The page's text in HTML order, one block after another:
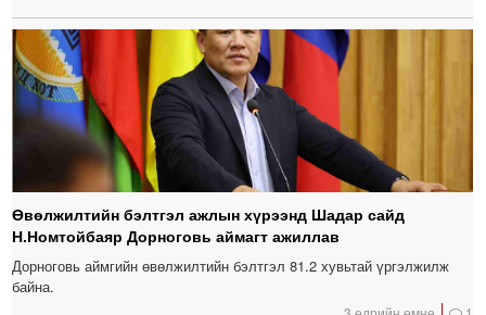
Өвөлжилтийн бэлтгэл ажлын хүрээнд Шадар сайд
Н.Номтойбаяр Дорноговь аймагт ажиллав
Дорноговь аймгийн өвөлжилтийн бэлтгэл 81.2 хувьтай үргэлжилж
байна.